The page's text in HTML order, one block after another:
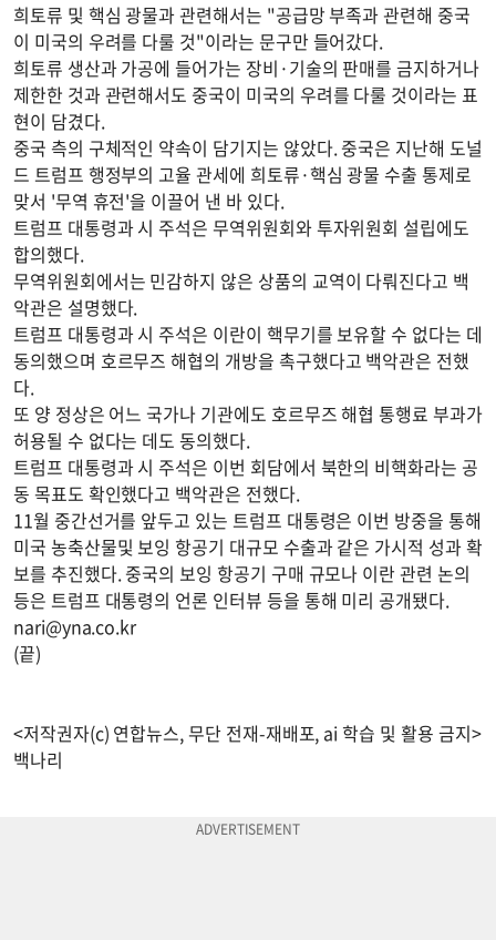
희토류 및 핵심 광물과 관련해서는 "공급망 부족과 관련해 중국
이 미국의 우려를 다룰 것"이라는 문구만 들어갔다.
희토류 생산과 가공에 들어가는 장비·기술의 판매를 금지하거나
제한한 것과 관련해서도 중국이 미국의 우려를 다룰 것이라는 표
현이 담겼다.
중국 측의 구체적인 약속이 담기지는 않았다. 중국은 지난해 도널
드 트럼프 행정부의 고율 관세에 희토류·핵심 광물 수출 통제로
맞서 '무역 휴전'을 이끌어 낸 바 있다.
트럼프 대통령과 시 주석은 무역위원회와 투자위원회 설립에도
합의했다.
무역위원회에서는 민감하지 않은 상품의 교역이 다뤄진다고 백
악관은 설명했다.
트럼프 대통령과 시 주석은 이란이 핵무기를 보유할 수 없다는 데
동의했으며 호르무즈 해협의 개방을 촉구했다고 백악관은 전했
다.
또 양 정상은 어느 국가나 기관에도 호르무즈 해협 통행료 부과가
허용될 수 없다는 데도 동의했다.
트럼프 대통령과 시 주석은 이번 회담에서 북한의 비핵화라는 공
동 목표도 확인했다고 백악관은 전했다.
11월 중간선거를 앞두고 있는 트럼프 대통령은 이번 방중을 통해
미국 농축산물및 보잉 항공기 대규모 수출과 같은 가시적 성과 확
보를 추진했다. 중국의 보잉 항공기 구매 규모나 이란 관련 논의
등은 트럼프 대통령의 언론 인터뷰 등을 통해 미리 공개됐다.
nari@yna.co.kr
(끝)
<저작권자(c) 연합뉴스, 무단 전재-재배포, ai 학습 및 활용 금지>
백나리